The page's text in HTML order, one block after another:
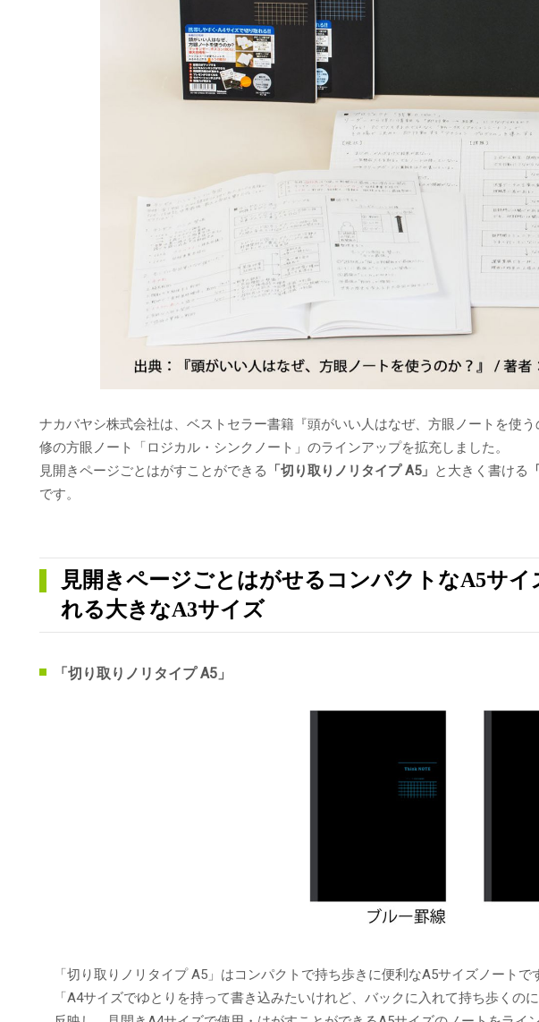
ナカバヤシ株式会社は、ベストセラー書籍『頭がいい人はなぜ、方眼ノートを使
修の方眼ノート「ロジカル・シンクノート」のラインアップを拡充しました。
見開きページごとはがすことができる
「切り取りノリタイプ A5」 と大きく書ける
です。
見開きページごとはがせるコンパクトなA5サ
れる大きなA3サイズ
「切り取りノリタイプ A5」
「切り取りノリタイプ A5」はコンパクトで持ち歩きに便利なA5サイズノートで
「A4サイズでゆとりを持って書き込みたいけれど、バックに入れて持ち歩く